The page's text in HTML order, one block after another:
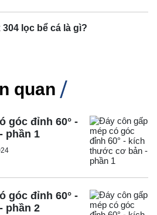
lọc bể cá là gì?
quan
góc đỉnh 60° -
phần 1
góc đỉnh 60° -
phần 2